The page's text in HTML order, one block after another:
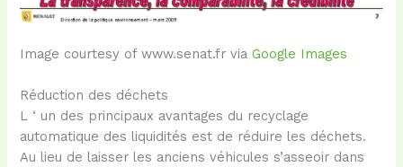
Image courtesy of www.senat.fr viaGoogle Images
Réduction des déchets
L ‘ un des principaux avantages du recyclage
automatique des liquidités est de réduire les déchets.
Au lieu de laisser les anciens véhicules s’asseoir dans